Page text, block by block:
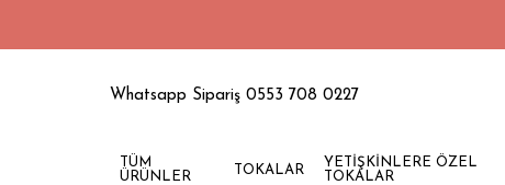
1500 TL
Whatsapp Sipariş 0553 708 0227
TÜM
ÜRÜNLER
TOKALAR
YETİŞKİNLERE ÖZEL
TOKALAR